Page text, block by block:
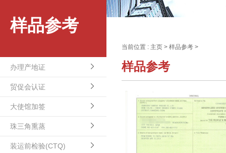
样品参考
办理产地证
贸促会认证
大使馆加签
珠三角熏蒸
装运前检验(CTQ)
当前位置 : 主页 > 样品参考 >
样品参考